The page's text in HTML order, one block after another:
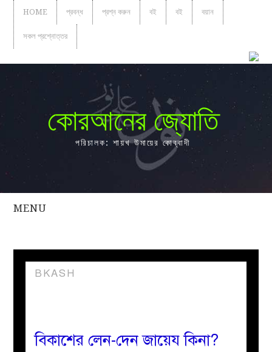
HOME প্রবন্ধ প্রশ্ন করুন বই বই বয়ান
সকল প্রশ্নোত্তর
কোরআনের জ্যোতি
পরিচালক: শায়খ উমায়ের কোব্বাদী
MENU
সকল
প্রবন্ধ
নারীদের
BKASH
বিকাশের লেন-দেন জায়েয কিনা?